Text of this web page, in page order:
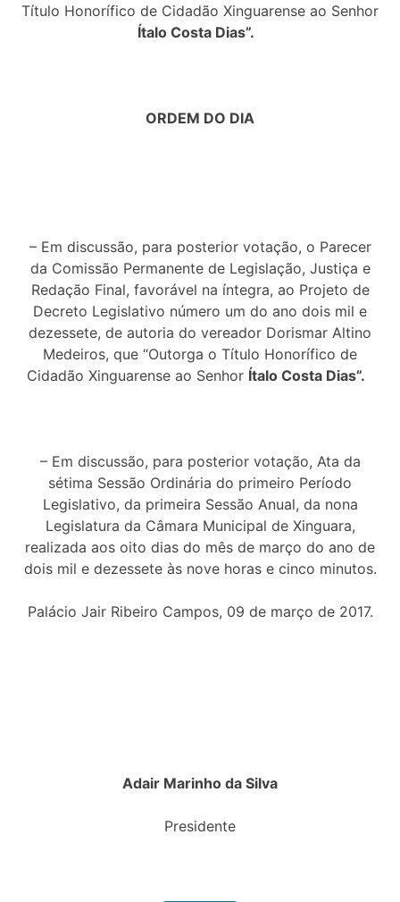
Título Honorífico de Cidadão Xinguarense ao Senhor
Ítalo Costa Dias”.
ORDEM DO DIA
– Em discussão, para posterior votação, o Parecer
da Comissão Permanente de Legislação, Justiça e
Redação Final, favorável na íntegra, ao Projeto de
Decreto Legislativo número um do ano dois mil e
dezessete, de autoria do vereador Dorismar Altino
Medeiros, que “Outorga o Título Honorífico de
Cidadão Xinguarense ao Senhor Ítalo Costa Dias”.
– Em discussão, para posterior votação, Ata da
sétima Sessão Ordinária do primeiro Período
Legislativo, da primeira Sessão Anual, da nona
Legislatura da Câmara Municipal de Xinguara,
realizada aos oito dias do mês de março do ano de
dois mil e dezessete às nove horas e cinco minutos.
Palácio Jair Ribeiro Campos, 09 de março de 2017.
Adair Marinho da Silva
Presidente